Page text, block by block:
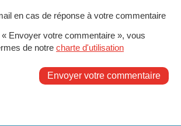
en cas de réponse à votre commentaire
Envoyer votre commentaire », vous
de notre charte d'utilisation
Envoyer votre commentaire